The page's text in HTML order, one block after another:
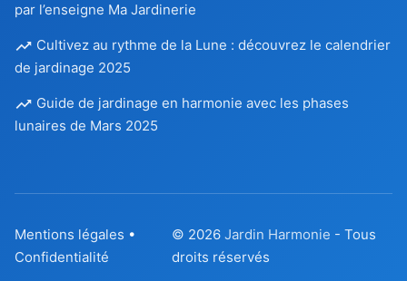
par l’enseigne Ma Jardinerie
Cultivez au rythme de la Lune : découvrez le calendrier
de jardinage 2025
Guide de jardinage en harmonie avec les phases
lunaires de Mars 2025
Mentions légales •
Confidentialité
© 2026Jardin Harmonie - Tous
droits réservés